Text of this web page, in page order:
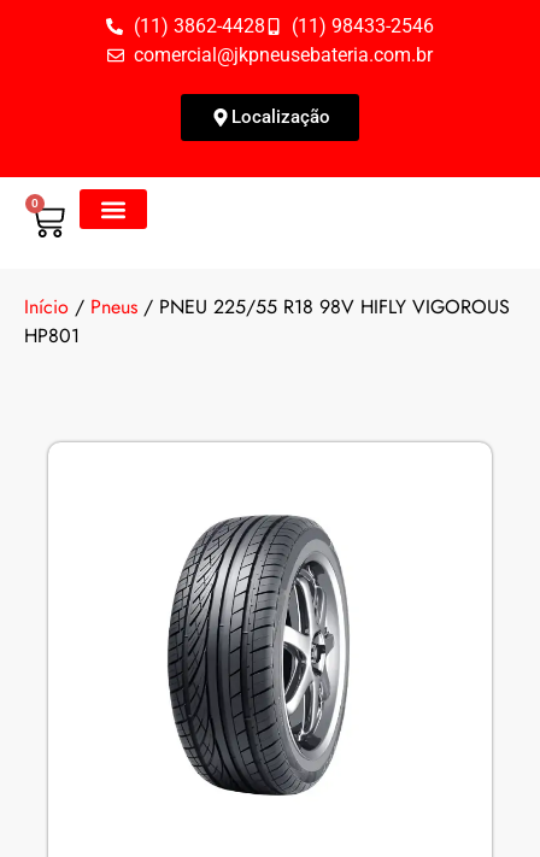
(11) 3862-4428
(11) 98433-2546
comercial@jkpneusebateria.com.br
Localização
0
Início / Pneus / PNEU 225/55 R18 98V HIFLY VIGOROUS
HP801